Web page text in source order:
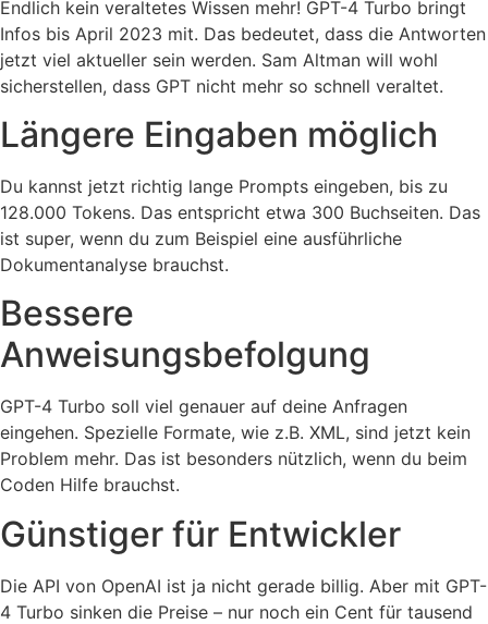
Endlich kein veraltetes Wissen mehr! GPT-4 Turbo bringt
Infos bis April 2023 mit. Das bedeutet, dass die Antworten
jetzt viel aktueller sein werden. Sam Altman will wohl
sicherstellen, dass GPT nicht mehr so schnell veraltet.
Längere Eingaben möglich
Du kannst jetzt richtig lange Prompts eingeben, bis zu
128.000 Tokens. Das entspricht etwa 300 Buchseiten. Das
ist super, wenn du zum Beispiel eine ausführliche
Dokumentanalyse brauchst.
Bessere
Anweisungsbefolgung
GPT-4 Turbo soll viel genauer auf deine Anfragen
eingehen. Spezielle Formate, wie z.B. XML, sind jetzt kein
Problem mehr. Das ist besonders nützlich, wenn du beim
Coden Hilfe brauchst.
Günstiger für Entwickler
Die API von OpenAI ist ja nicht gerade billig. Aber mit GPT-
4 Turbo sinken die Preise – nur noch ein Cent für tausend